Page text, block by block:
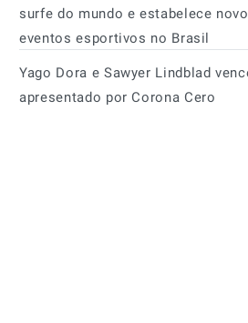
surfe do mundo e estabelece
eventos esportivos no Brasil
Yago Dora e Sawyer Lindblad
apresentado por Corona Cero